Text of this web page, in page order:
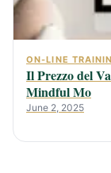
ON-LINE
Il Prezzo del
Mindful Mo
June 2, 2025